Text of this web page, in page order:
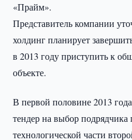
«Прайм».
Представитель компании
холдинг планирует
в 2013 году приступить к
объекте.
В первой половине 2013
тендер на выбор подрядчика
технологической части